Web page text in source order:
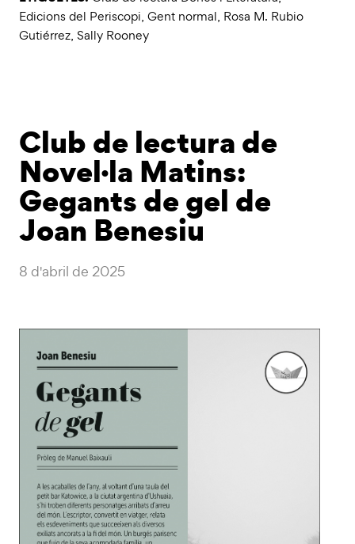
Edicions del Periscopi, Gent normal, Rosa M. Rubio
Gutiérrez, Sally Rooney
Club de lectura de
Novel·la Matins:
Gegants de gel de
Joan Benesiu
8 d'abril de 2025